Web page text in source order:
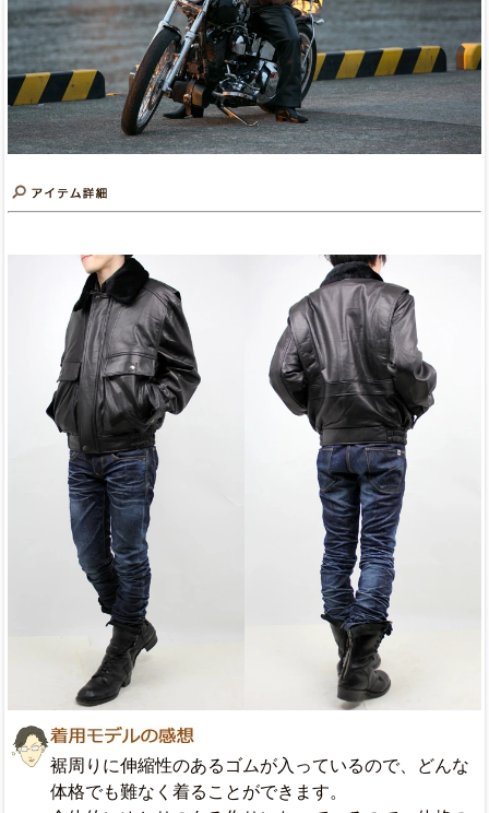
裾周りに伸縮性のあるゴムが入っているので、どんな
体格でも難なく着ることができます。